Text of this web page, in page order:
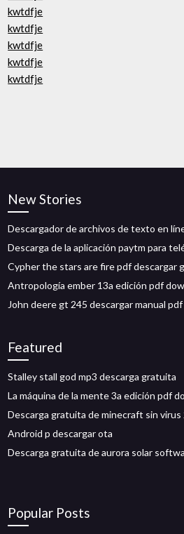
kwtdfje
kwtdfje
kwtdfje
kwtdfje
kwtdfje
New Stories
Descargador de archivos de texto en
Descarga de la aplicación paytm para
Cypher the stars are fire pdf descargar
Antropología ember 13a edición pdf
John deere gt 245 descargar manual pdf
Featured
Stalley stall god mp3 descarga gratuita
La máquina de la mente 3a edición pdf
Descarga gratuita de minecraft sin virus
Android p descargar ota
Descarga gratuita de aurora solar
Popular Posts